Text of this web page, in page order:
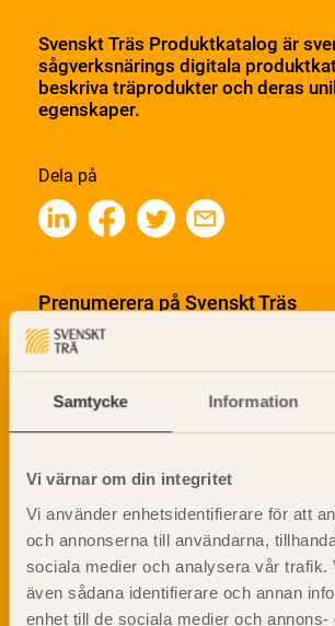
Samtycke Information
Vi värnar om din integritet
Vi använder enhetsidentifierare för att
och annonserna till användarna,
sociala medier och analysera vår trafik.
även sådana identifierare och annan
enhet till de sociala medier och
Svenskt Träs Produktkatalog är
sågverksnärings digitala
beskriva träprodukter och deras
egenskaper.
Dela på
Prenumerera på Svenskt Träs
informationsutskick!